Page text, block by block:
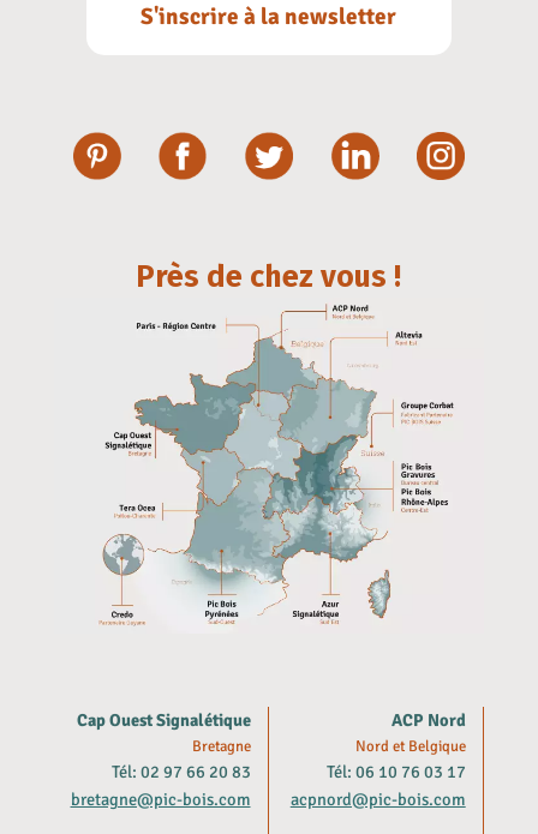
S'inscrire à la newsletter
Près de chez vous !
Cap Ouest Signalétique
Bretagne
Tél: 02 97 66 20 83
bretagne@pic-bois.com
ACP Nord
Nord et Belgique
Tél: 06 10 76 03 17
acpnord@pic-bois.com